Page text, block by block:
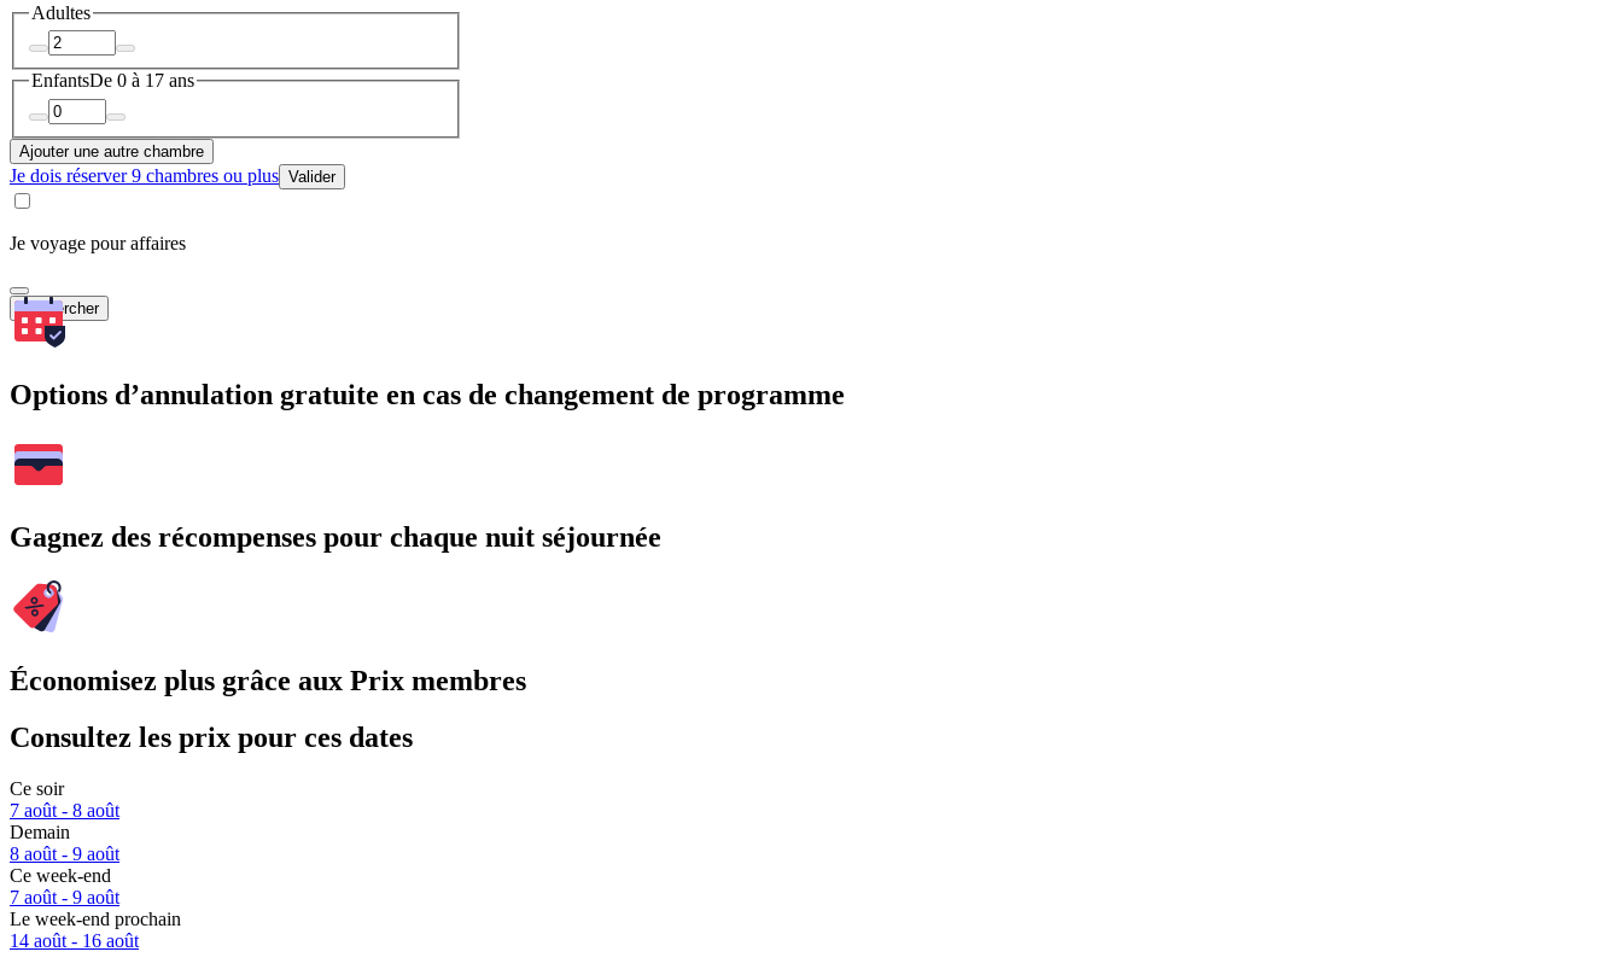
Adultes
EnfantsDe 0 à 17 ans
Ajouter une autre chambre
Je dois réserver 9 chambres ou plus Valider
Je voyage pour affaires
Rechercher
Options d’annulation gratuite en cas de changement de programme
Gagnez des récompenses pour chaque nuit séjournée
Économisez plus grâce aux Prix membres
Consultez les prix pour ces dates
Ce soir
7 août - 8 août
Demain
8 août - 9 août
Ce week-end
7 août - 9 août
Le week-end prochain
14 août - 16 août